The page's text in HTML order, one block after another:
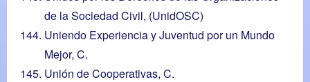
de la Sociedad Civil, (UnidOSC)
Uniendo Experiencia y Juventud por un Mundo
Mejor, C.
Unión de Cooperativas, C.